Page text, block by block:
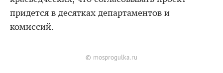
придется в десятках департаментов и
комиссий.
© mosprogulka.ru